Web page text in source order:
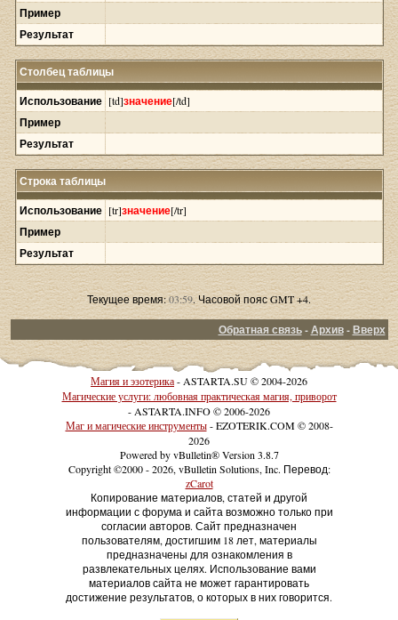
Пример
Результат
Столбец таблицы
Использование [td]значение[/td]
Пример
Результат
Строка таблицы
Использование [tr]значение[/tr]
Пример
Результат
Текущее время:03:59. Часовой пояс GMT +4.
Обратная связь-Архив-Вверх
Магия и эзотерика- ASTARTA.SU © 2004-2026
Магические услуги: любовная практическая магия, приворот
- ASTARTA.INFO © 2006-2026
Маг и магические инструменты- EZOTERIK.COM © 2008-
2026
Powered by vBulletin® Version 3.8.7
Copyright ©2000 - 2026, vBulletin Solutions, Inc. Перевод:
zCarot
Копирование материалов, статей и другой
информации с форума и сайта возможно только при
согласии авторов. Сайт предназначен
пользователям, достигшим 18 лет, материалы
предназначены для ознакомления в
развлекательных целях. Использование вами
материалов сайта не может гарантировать
достижение результатов, о которых в них говорится.